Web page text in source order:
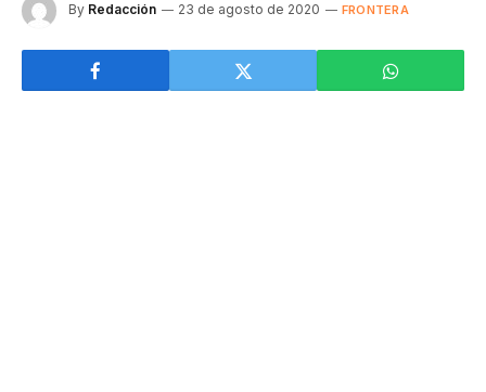
By Redacción 23 de agosto de 2020 FRONTERA